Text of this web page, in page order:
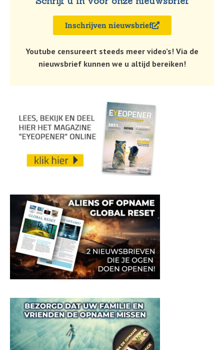
Inschrijven nieuwsbrief
Youtube censureert steeds meer video’s! Via de
nieuwsbrief kunnen we u altijd bereiken!